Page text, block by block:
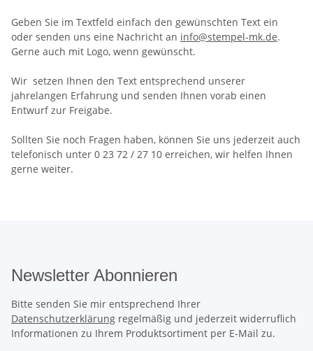
Geben Sie im Textfeld einfach den gewünschten Text ein
oder senden uns eine Nachricht an info@stempel-mk.de.
Gerne auch mit Logo, wenn gewünscht.
Wir setzen Ihnen den Text entsprechend unserer
jahrelangen Erfahrung und senden Ihnen vorab einen
Entwurf zur Freigabe.
Sollten Sie noch Fragen haben, können Sie uns jederzeit auch
telefonisch unter 0 23 72 / 27 10 erreichen, wir helfen Ihnen
gerne weiter.
Newsletter Abonnieren
Bitte senden Sie mir entsprechend Ihrer
Datenschutzerklärung regelmäßig und jederzeit widerruflich
Informationen zu Ihrem Produktsortiment per E-Mail zu.